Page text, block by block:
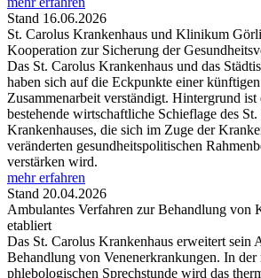
Stand 16.06.2026
St. Carolus Krankenhaus und Klinikum
Kooperation zur Sicherung der
Das St. Carolus Krankenhaus und das
haben sich auf die Eckpunkte einer
Zusammenarbeit verständigt. Hintergrund ist
bestehende wirtschaftliche Schieflage des
Krankenhauses, die sich im Zuge der
veränderten gesundheitspolitischen
verstärken wird.
mehr erfahren
Stand 20.04.2026
Ambulantes Verfahren zur Behandlung von
etabliert
Das St. Carolus Krankenhaus erweitert sein
Behandlung von Venenerkrankungen. In der
phlebologischen Sprechstunde wird das